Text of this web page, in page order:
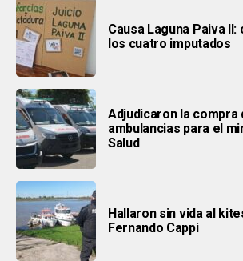
Causa Laguna Paiva
los cuatro imputados
Adjudicaron la compra
ambulancias para el
Salud
Hallaron sin vida al
Fernando Cappi